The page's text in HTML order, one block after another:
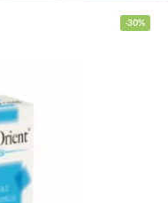
-30%